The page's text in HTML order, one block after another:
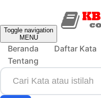
Toggle navigation
MENU
Beranda Daftar Kata
Tentang